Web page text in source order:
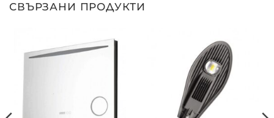
СВЪРЗАНИ ПРОДУКТИ